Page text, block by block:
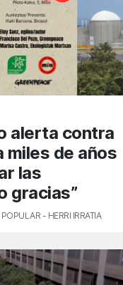
alerta contra
miles de años
las
gracias”
- HERRI IRRATIA